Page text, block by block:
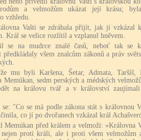
a velmožům ukázat její krásu;
vzhledu.
Vašti se zdráhala přijít, jak jí vzkázal
Král se velice rozlítil a vzplanul hněvem.
se na mudrce znalé časů, neboť tak se
předkládaly všem znalcům zákonů a práv
mu byli Karšena, Šetar, Admata, Taršíš,
Memúkan, sedm perských a médských
na královu tvář a v království
se: "Co se má podle zákona stát s královnou
co jí po dvořanech vzkázal král
Memúkan před králem a velmoži: »Královna
proti králi, ale i proti všem velmožům